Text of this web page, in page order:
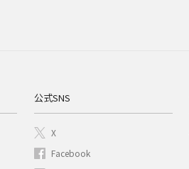
公式SNS
X
Facebook